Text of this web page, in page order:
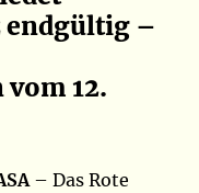
endgültig –
12.
– Das Rote